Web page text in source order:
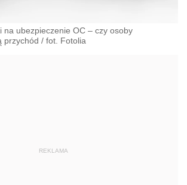
na ubezpieczenie OC – czy osoby
przychód / fot. Fotolia